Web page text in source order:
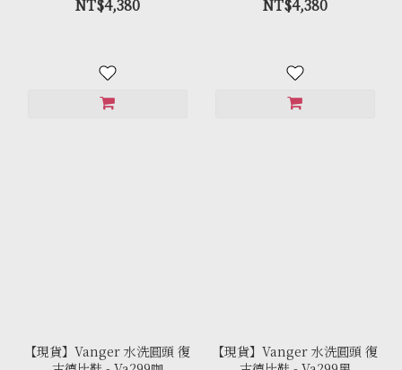
NT$4,380 NT$4,380
【現貨】Vanger 水洗圓頭 復
【現貨】Vanger 水洗圓頭 復